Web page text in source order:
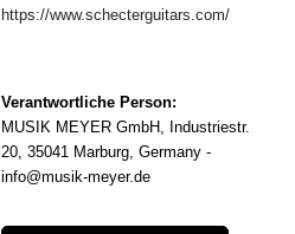
https://www.schecterguitars.com/
Verantwortliche Person:
MUSIK MEYER GmbH, Industriestr.
20, 35041 Marburg, Germany -
info@musik-meyer.de